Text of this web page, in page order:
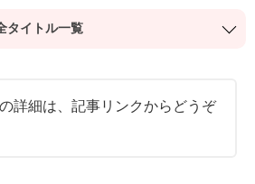
タイトル一覧
詳細は、記事リンクからどうぞ